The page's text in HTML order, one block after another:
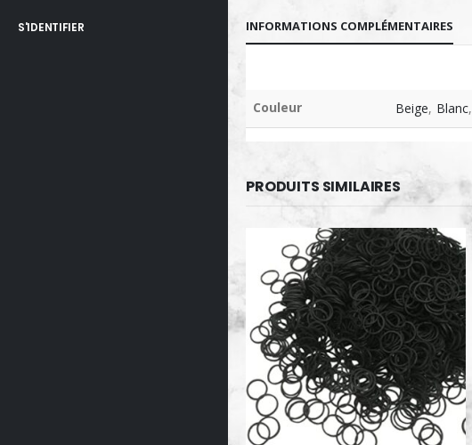
S'IDENTIFIER INFORMATIONS COMPLÉMENTAIRES
Couleur Beige, Blanc,
PRODUITS SIMILAIRES